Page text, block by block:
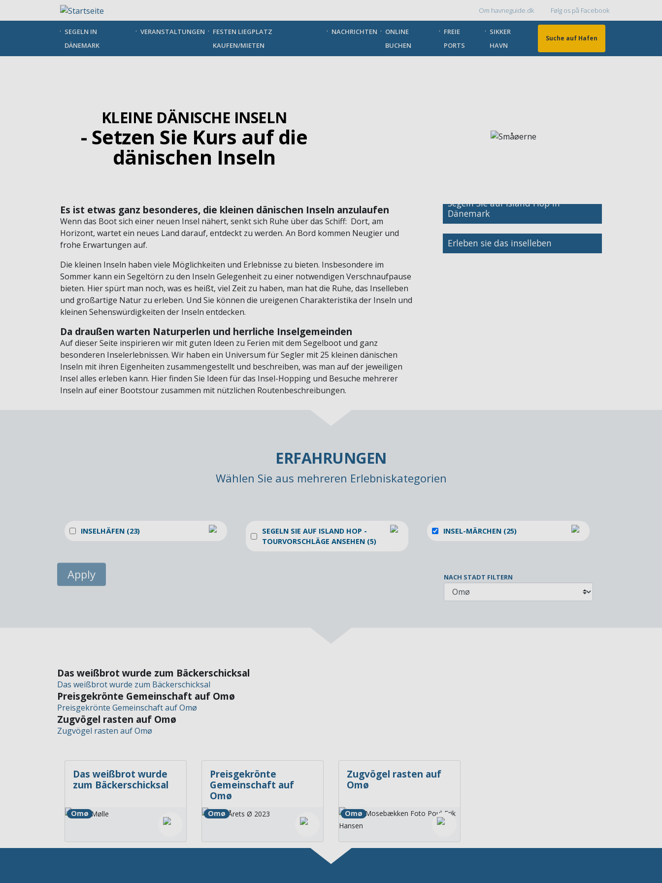
Topmenu
Om havneguide.dk Følg os på Facebook
SEGELN IN
DÄNEMARK
VERANSTALTUNGEN
FESTEN LIEGPLATZ
KAUFEN/MIETEN
NACHRICHTEN
ONLINE
BUCHEN
FREIE
PORTS
SIKKER
HAVN
Suche auf Hafen
Bild
KLEINE DÄNISCHE INSELN
- Setzen Sie Kurs auf die
dänischen Inseln
Es ist etwas ganz besonderes, die kleinen dänischen Inseln anzulaufen
Wenn das Boot sich einer neuen Insel nähert, senkt sich Ruhe über das Schiff: Dort, am
Horizont, wartet ein neues Land darauf, entdeckt zu werden. An Bord kommen Neugier und
frohe Erwartungen auf.
Die kleinen Inseln haben viele Möglichkeiten und Erlebnisse zu bieten. Insbesondere im
Sommer kann ein Segeltörn zu den Inseln Gelegenheit zu einer notwendigen Verschnaufpause
bieten. Hier spürt man noch, was es heißt, viel Zeit zu haben, man hat die Ruhe, das Inselleben
und großartige Natur zu erleben. Und Sie können die ureigenen Charakteristika der Inseln und
kleinen Sehenswürdigkeiten der Inseln entdecken.
Da draußen warten Naturperlen und herrliche Inselgemeinden
Auf dieser Seite inspirieren wir mit guten Ideen zu Ferien mit dem Segelboot und ganz
besonderen Inselerlebnissen. Wir haben ein Universum für Segler mit 25 kleinen dänischen
Inseln mit ihren Eigenheiten zusammengestellt und beschreiben, was man auf der jeweiligen
Insel alles erleben kann. Hier finden Sie Ideen für das Insel-Hopping und Besuche mehrerer
Inseln auf einer Bootstour zusammen mit nützlichen Routenbeschreibungen.
Bild
Segeln Sie auf Island Hop in
Dänemark
Bild
Erleben sie das inselleben
ERFAHRUNGEN
Wählen Sie aus mehreren Erlebniskategorien
INSELHÄFEN (23)
SEGELN SIE AUF ISLAND HOP -
TOURVORSCHLÄGE ANSEHEN (5)
INSEL-MÄRCHEN (25)
NACH STADT FILTERN
Das weißbrot wurde zum Bäckerschicksal
Das weißbrot wurde zum Bäckerschicksal
Preisgekrönte Gemeinschaft auf Omø
Preisgekrönte Gemeinschaft auf Omø
Zugvögel rasten auf Omø
Zugvögel rasten auf Omø
Das weißbrot wurde
zum Bäckerschicksal
Omø
Preisgekrönte
Gemeinschaft auf
Omø
Omø
Zugvögel rasten auf
Omø
Omø